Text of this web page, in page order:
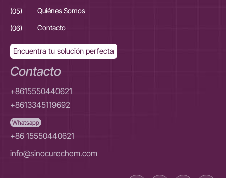
(05)
Quiénes Somos
(06)
Contacto
Encuentra tu solución perfecta
Contacto
+8615550440621
+8613345119692
Whatsapp
+86 15550440621
info@sinocurechem.com